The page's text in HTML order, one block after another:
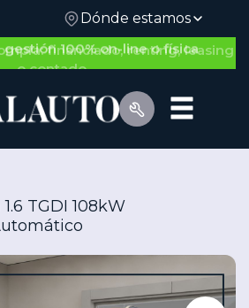
Dónde estamos
gestión 100% on-line o física
Vehículo
TGDI 108kW